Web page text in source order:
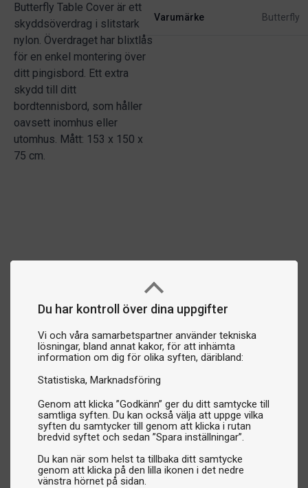
Du har kontroll över dina uppgifter
Vi och våra samarbetspartner använder tekniska
lösningar, bland annat kakor, för att inhämta
information om dig för olika syften, däribland:
Statistiska Marknadsföring
Genom att klicka ”Godkänn” ger du ditt samtycke till
samtliga syften. Du kan också välja att uppge vilka
syften du samtycker till genom att klicka i rutan
bredvid syftet och sedan ”Spara inställningar”.
Du kan när som helst ta tillbaka ditt samtycke
genom att klicka på den lilla ikonen i det nedre
vänstra hörnet på sidan.
Butterfly Table Cover är ett
skyddsöverdrag i slitstark
nylon. Överdraget har blixtlås
för en enkel montering över
ditt pingisbord. Ett extra
skydd till ditt
bordtennisbord, som håller
oavsett inomhus eller
utomhus. Mått: 153 x 150 x
75 cm.
Varumärke Butterfly